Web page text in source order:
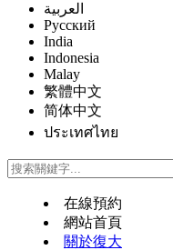
العربية
Русский
India
Indonesia
Malay
繁體中文
简体中文
ประเทศไทย
在線預約
網站首頁
關於復大